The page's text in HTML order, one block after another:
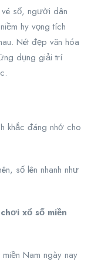
số, người dân
hy vọng tích
Nét đẹp văn hóa
dụng giải trí
khắc đáng nhớ cho
số lên nhanh như
xổ số miền
Nam ngày nay